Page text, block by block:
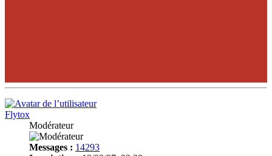
Flytox
Modérateur
Messages : 14293